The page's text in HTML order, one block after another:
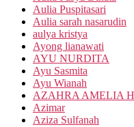
Aulia Puspitasari
Aulia sarah nasarudin
aulya kristya
Ayong lianawati
AYU NURDITA
Ayu Sasmita
Ayu Wianah
AZAHRA AMELIA
Azimar
Aziza Sulfanah